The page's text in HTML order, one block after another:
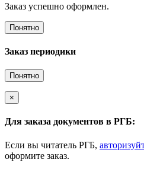
Заказ успешно оформлен.
Понятно
Заказ периодики
Понятно
×
Для заказа документов в РГБ:
Если вы читатель РГБ,
оформите заказ.